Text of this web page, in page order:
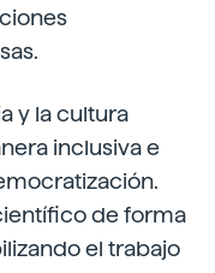
y la cultura
inclusiva e
de forma
el trabajo